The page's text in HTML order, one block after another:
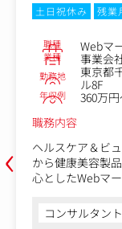
‹
土日祝休み 残業
職種 Webマ
業種 事業会
勤務地
東京都
ル8F
年収例
360万
職務内容
ヘルスケア＆ビ
から健康美容製
心としたWebマ
＜具体的には＞
コンサルタン